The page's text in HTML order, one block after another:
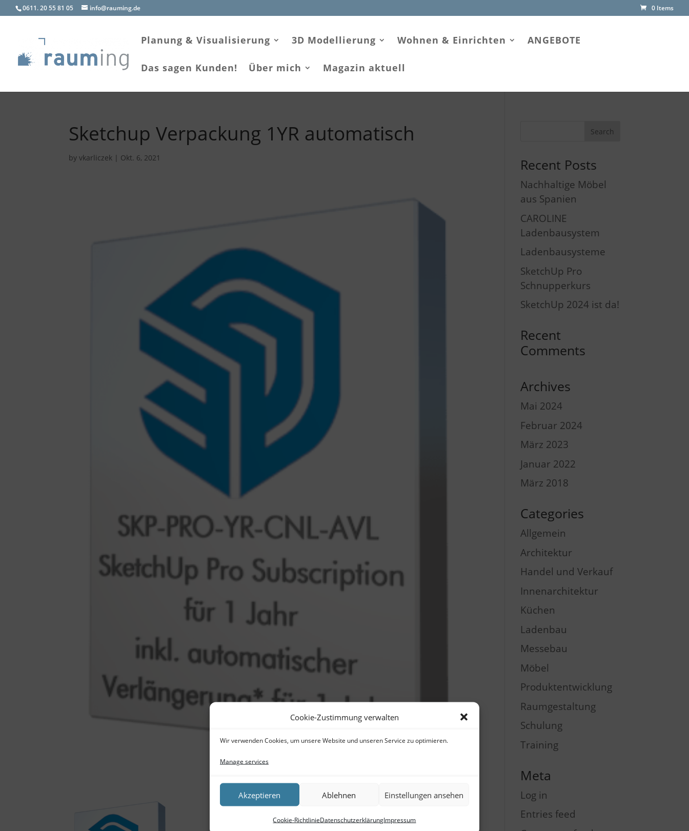
Cookie-Zustimmung verwalten
Wir verwenden Cookies, um unsere Website und unseren Service zu optimieren.
Manage services
Akzeptieren Ablehnen Einstellungen ansehen
Cookie-RichtlinieDatenschutzerklärungImpressum
0611. 20 55 81 05 info@rauming.de 0 Items
Planung & Visualisierung 3D Modellierung Wohnen & Einrichten ANGEBOTE
Das sagen Kunden! Über mich Magazin aktuell
Sketchup Verpackung 1YR automatisch
byvkarliczek | Okt. 6, 2021 Recent Posts
Nachhaltige Möbel
aus Spanien
CAROLINE
Ladenbausystem
Ladenbausysteme
SketchUp Pro
Schnupperkurs
SketchUp 2024 ist da!
Recent
Comments
Archives
Mai 2024
Februar 2024
März 2023
Januar 2022
März 2018
Categories
Allgemein
Architektur
Handel und Verkauf
Innenarchitektur
Küchen
Ladenbau
Messebau
Möbel
Produktentwicklung
Raumgestaltung
Schulung
Training
Meta
Log in
Entries feed